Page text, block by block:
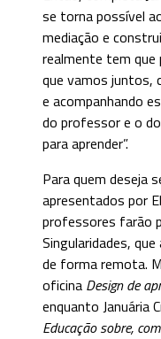
se torna possível
mediação e
realmente tem que
que vamos juntos,
e acompanhando
do professor e o
para aprender”.
Para quem deseja
apresentados por
professores farão
Singularidades,
de forma remota.
oficina Design de
enquanto Januária
Educação sobre,